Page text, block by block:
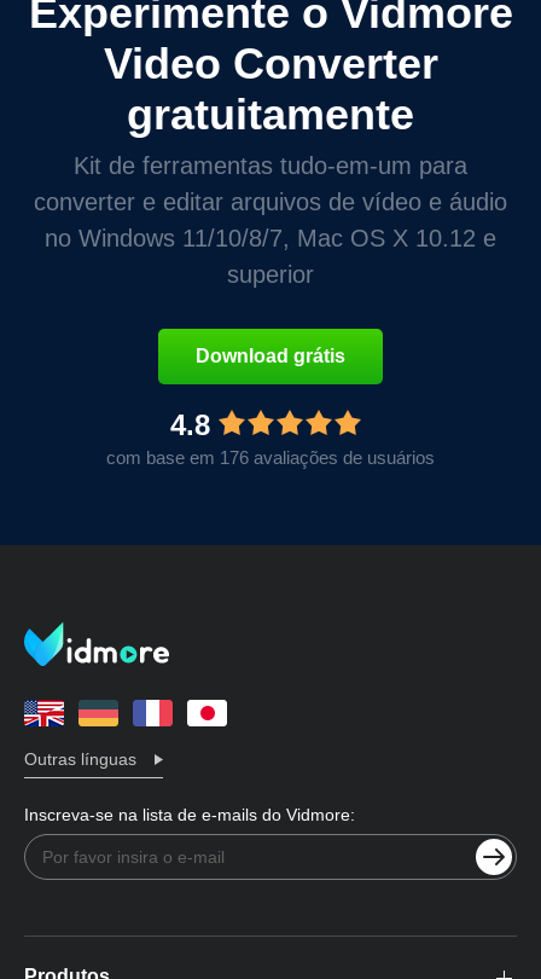
Experimente o Vidmore
Video Converter
gratuitamente
Kit de ferramentas tudo-em-um para
converter e editar arquivos de vídeo e áudio
no Windows 11/10/8/7, Mac OS X 10.12 e
superior
Download grátis
4.8
com base em 176 avaliações de usuários
Outras línguas
Inscreva-se na lista de e-mails do Vidmore: